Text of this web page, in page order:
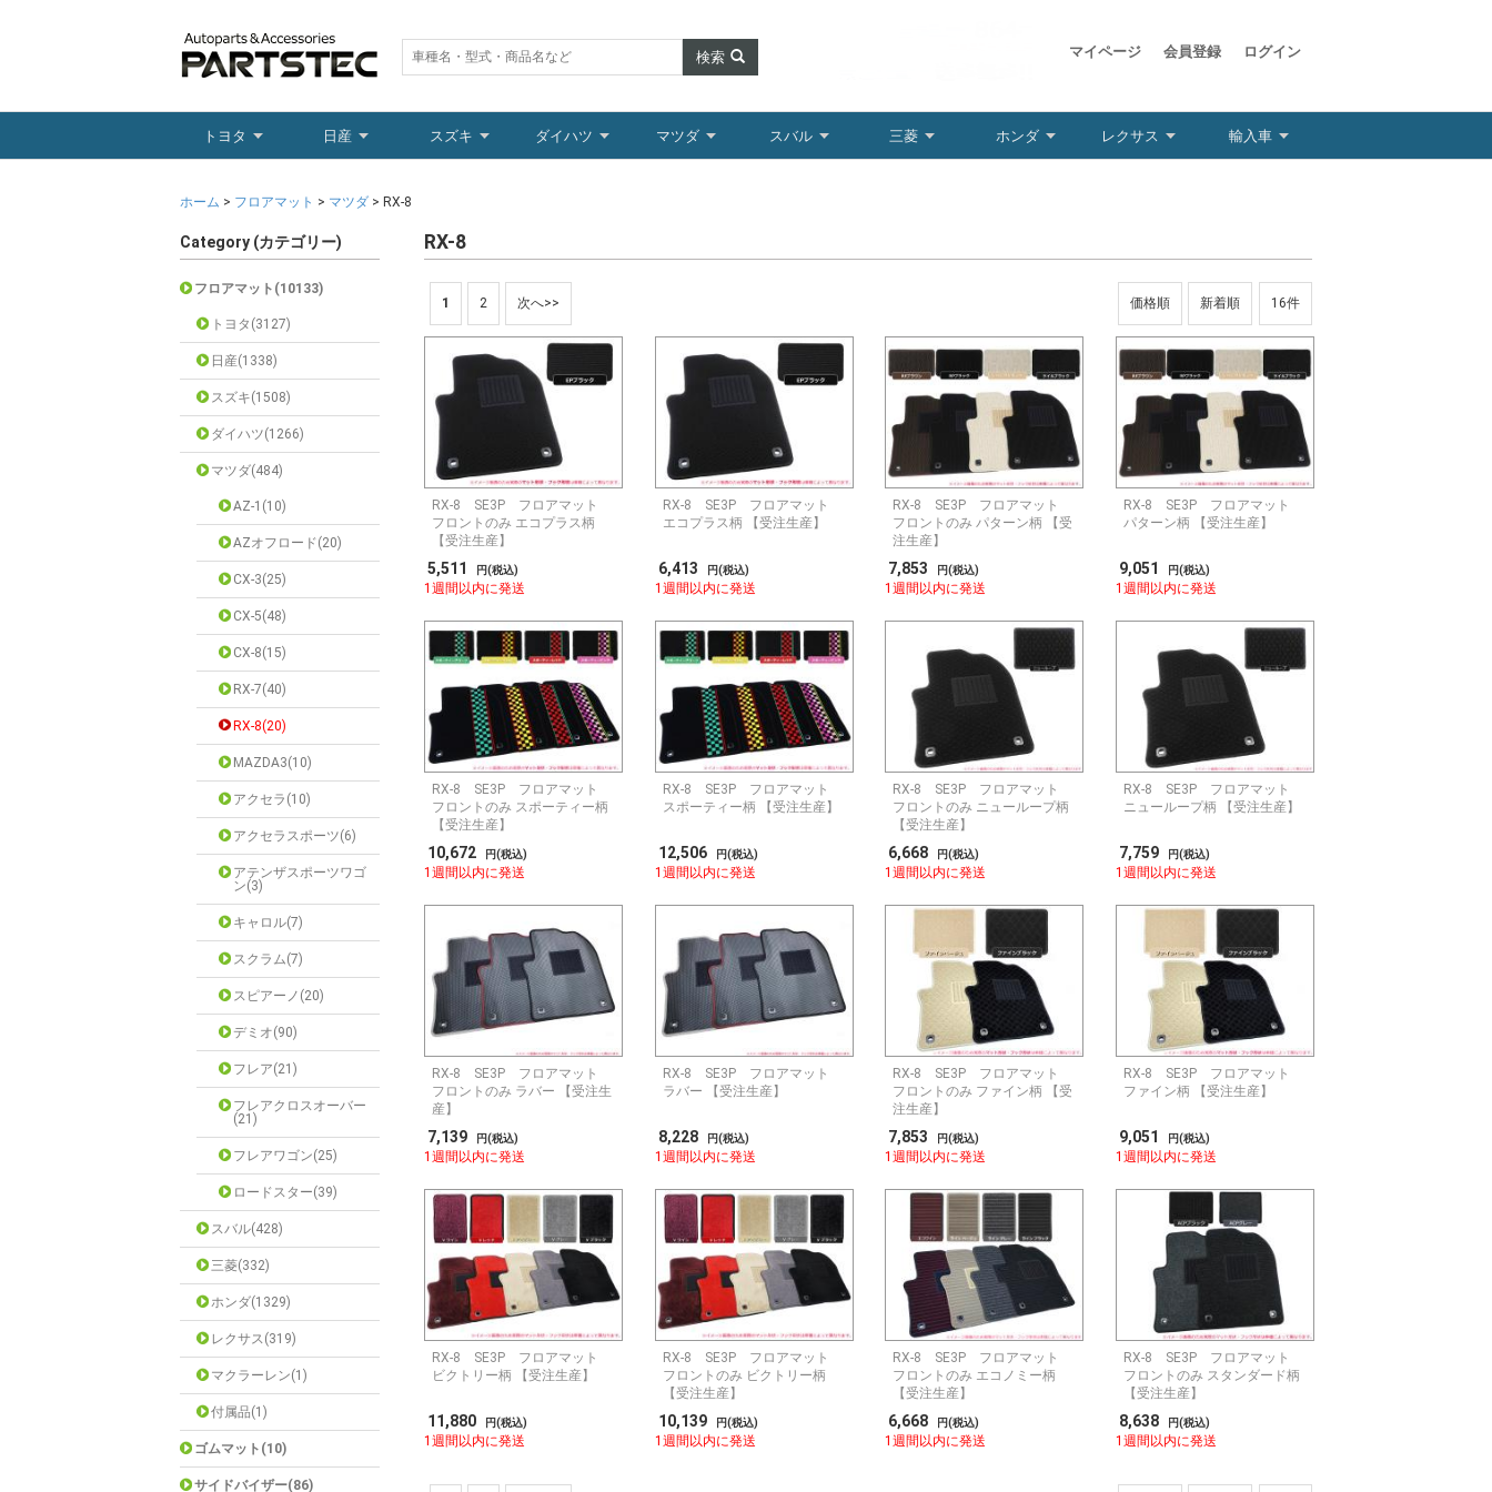
検索 マイページ 会員登録 ログイン
トヨタ 日産 スズキ ダイハツ マツダ スバル 三菱 ホンダ レクサス 輸入車
ホーム > フロアマット > マツダ > RX-8
Category (カテゴリー)
フロアマット(10133)
トヨタ(3127)
日産(1338)
スズキ(1508)
ダイハツ(1266)
マツダ(484)
AZ-1(10)
AZオフロード(20)
CX-3(25)
CX-5(48)
CX-8(15)
RX-7(40)
RX-8(20)
MAZDA3(10)
アクセラ(10)
アクセラスポーツ(6)
アテンザスポーツワゴ
ン(3)
キャロル(7)
スクラム(7)
スピアーノ(20)
デミオ(90)
フレア(21)
フレアクロスオーバー
(21)
フレアワゴン(25)
ロードスター(39)
スバル(428)
三菱(332)
ホンダ(1329)
レクサス(319)
マクラーレン(1)
付属品(1)
ゴムマット(10)
サイドバイザー(86)
RX-8
価格順 新着順
1 2 次へ>>
RX-8 SE3P フロアマット
フロントのみ エコプラス柄
【受注生産】
5,511 円(税込)
1週間以内に発送
RX-8 SE3P フロアマット
エコプラス柄 【受注生産】
6,413 円(税込)
1週間以内に発送
RX-8 SE3P フロアマット
フロントのみ パターン柄 【受
注生産】
7,853 円(税込)
1週間以内に発送
RX-8 SE3P フロアマット
パターン柄 【受注生産】
9,051 円(税込)
1週間以内に発送
RX-8 SE3P フロアマット
フロントのみ スポーティー柄
【受注生産】
10,672 円(税込)
1週間以内に発送
RX-8 SE3P フロアマット
スポーティー柄 【受注生産】
12,506 円(税込)
1週間以内に発送
RX-8 SE3P フロアマット
フロントのみ ニューループ柄
【受注生産】
6,668 円(税込)
1週間以内に発送
RX-8 SE3P フロアマット
ニューループ柄 【受注生産】
7,759 円(税込)
1週間以内に発送
RX-8 SE3P フロアマット
フロントのみ ラバー 【受注生
産】
7,139 円(税込)
1週間以内に発送
RX-8 SE3P フロアマット
ラバー 【受注生産】
8,228 円(税込)
1週間以内に発送
RX-8 SE3P フロアマット
フロントのみ ファイン柄 【受
注生産】
7,853 円(税込)
1週間以内に発送
RX-8 SE3P フロアマット
ファイン柄 【受注生産】
9,051 円(税込)
1週間以内に発送
RX-8 SE3P フロアマット
ビクトリー柄 【受注生産】
11,880 円(税込)
1週間以内に発送
RX-8 SE3P フロアマット
フロントのみ ビクトリー柄
【受注生産】
10,139 円(税込)
1週間以内に発送
RX-8 SE3P フロアマット
フロントのみ エコノミー柄
【受注生産】
6,668 円(税込)
1週間以内に発送
RX-8 SE3P フロアマット
フロントのみ スタンダード柄
【受注生産】
8,638 円(税込)
1週間以内に発送